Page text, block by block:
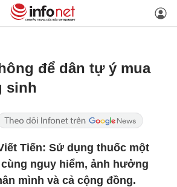
để dân tự ý mua
sinh
Tiến: Sử dụng thuốc một
nguy hiểm, ảnh hưởng
mình và cả cộng đồng.